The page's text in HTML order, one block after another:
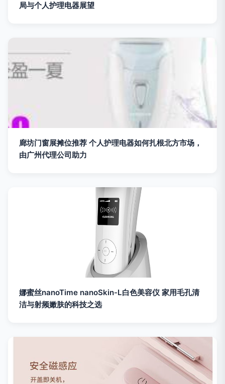
局与个人护理电器展望
廊坊门窗展摊位推荐 个人护理电器如何扎根北方市场，
由广州代理公司助力
娜蜜丝nanoTime nanoSkin-L白色美容仪 家用毛孔清
洁与射频嫩肤的科技之选